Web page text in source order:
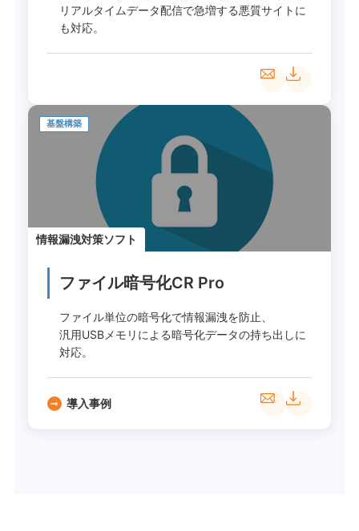
リアルタイムデータ配信で急増する悪質サイトに
も対応。
基盤構築
情報漏洩対策ソフト
ファイル暗号化CR Pro
ファイル単位の暗号化で情報漏洩を防止、
汎用USBメモリによる暗号化データの持ち出しに
対応。
導入事例